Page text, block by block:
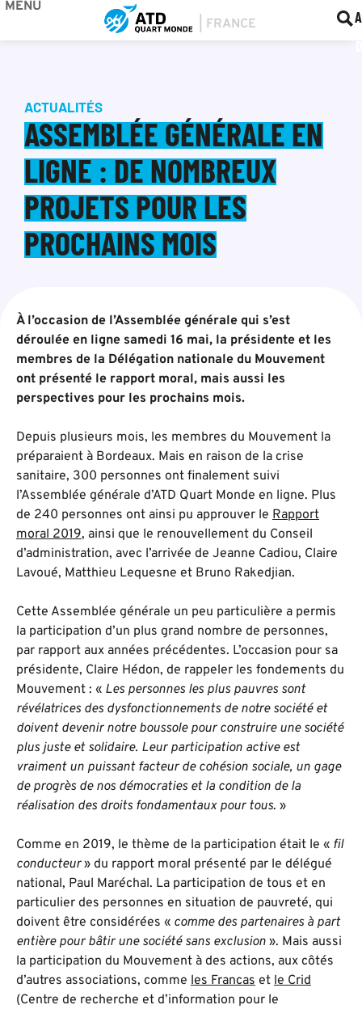
MENU
ACTUALITÉS
ASSEMBLÉE GÉNÉRALE EN
LIGNE : DE NOMBREUX
PROJETS POUR LES
PROCHAINS MOIS
À l’occasion de l’Assemblée générale qui s’est
déroulée en ligne samedi 16 mai, la présidente et les
membres de la Délégation nationale du Mouvement
ont présenté le rapport moral, mais aussi les
perspectives pour les prochains mois.
Depuis plusieurs mois, les membres du Mouvement la
préparaient à Bordeaux. Mais en raison de la crise
sanitaire, 300 personnes ont finalement suivi
l’Assemblée générale d’ATD Quart Monde en ligne. Plus
de 240 personnes ont ainsi pu approuver le Rapport
moral 2019, ainsi que le renouvellement du Conseil
d’administration, avec l’arrivée de Jeanne Cadiou, Claire
Lavoué, Matthieu Lequesne et Bruno Rakedjian.
Cette Assemblée générale un peu particulière a permis
la participation d’un plus grand nombre de personnes,
par rapport aux années précédentes. L’occasion pour sa
présidente, Claire Hédon, de rappeler les fondements du
Mouvement : « Les personnes les plus pauvres sont
révélatrices des dysfonctionnements de notre société et
doivent devenir notre boussole pour construire une société
plus juste et solidaire. Leur participation active est
vraiment un puissant facteur de cohésion sociale, un gage
de progrès de nos démocraties et la condition de la
réalisation des droits fondamentaux pour tous. »
Comme en 2019, le thème de la participation était le « fil
conducteur» du rapport moral présenté par le délégué
national, Paul Maréchal. La participation de tous et en
particulier des personnes en situation de pauvreté, qui
doivent être considérées « comme des partenaires à part
entière pour bâtir une société sans exclusion ». Mais aussi
la participation du Mouvement à des actions, aux côtés
d’autres associations, comme les Francas et le Crid
(Centre de recherche et d’information pour le